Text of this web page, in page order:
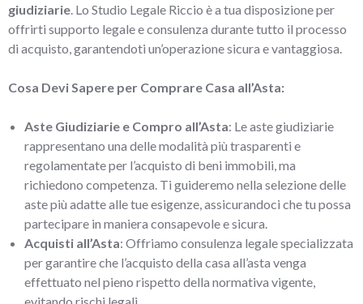
giudiziarie. Lo Studio Legale Riccio è a tua disposizione per
offrirti supporto legale e consulenza durante tutto il processo
di acquisto, garantendoti un’operazione sicura e vantaggiosa.
Cosa Devi Sapere per Comprare Casa all’Asta:
Aste Giudiziarie e Compro all’Asta: Le aste giudiziarie
rappresentano una delle modalità più trasparenti e
regolamentate per l’acquisto di beni immobili, ma
richiedono competenza. Ti guideremo nella selezione delle
aste più adatte alle tue esigenze, assicurandoci che tu possa
partecipare in maniera consapevole e sicura.
Acquisti all’Asta: Offriamo consulenza legale specializzata
per garantire che l’acquisto della casa all’asta venga
effettuato nel pieno rispetto della normativa vigente,